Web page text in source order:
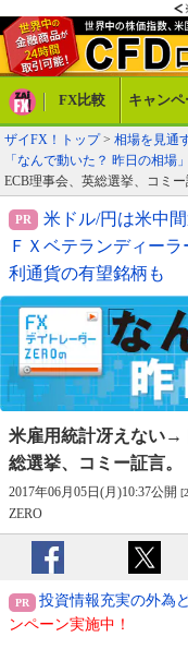
FX比較 キャンペ
ザイFX！トップ> 相場を見通
「なんで動いた？ 昨日の相場」
ECB理事会、英総選挙、コミー
米ドル/円は米中
ＦＸベテランディー
利通貨の有望銘柄も
米雇用統計冴えない→
総選挙、コミー証言。
2017年06月05日(月)10:37公開
ZERO
投資情報充実の外為
ンペーン実施中！